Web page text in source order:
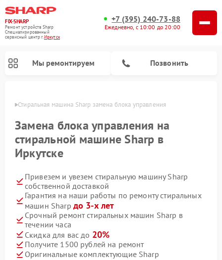
FIX-SHARP
Ремонт устройств Sharp
Специализированный
cервисный центр г.Иркутск
+7 (395) 240-73-88
Ежедневно, с 10:00 до 20:00
Мы ремонтируем Позвонить
Стиральная машина Sharp замена блока управления
Замена блока управления на
стиральной машине Sharp в
Иркутске
Привезем и увезем стиральную машину Sharp
собственной доставкой
Гарантия на наши работы по ремонту стиральных
машин Sharp до 3-х лет
Срочный ремонт стиральных машин Sharp в
течении часа
Скидка для вас до 20%
Получите 1500 рублей на ремонт
Оригинальные комплектующие Sharp